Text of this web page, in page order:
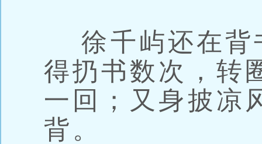
徐千屿还在背
得扔书数次，转
一回；又身披凉
背。